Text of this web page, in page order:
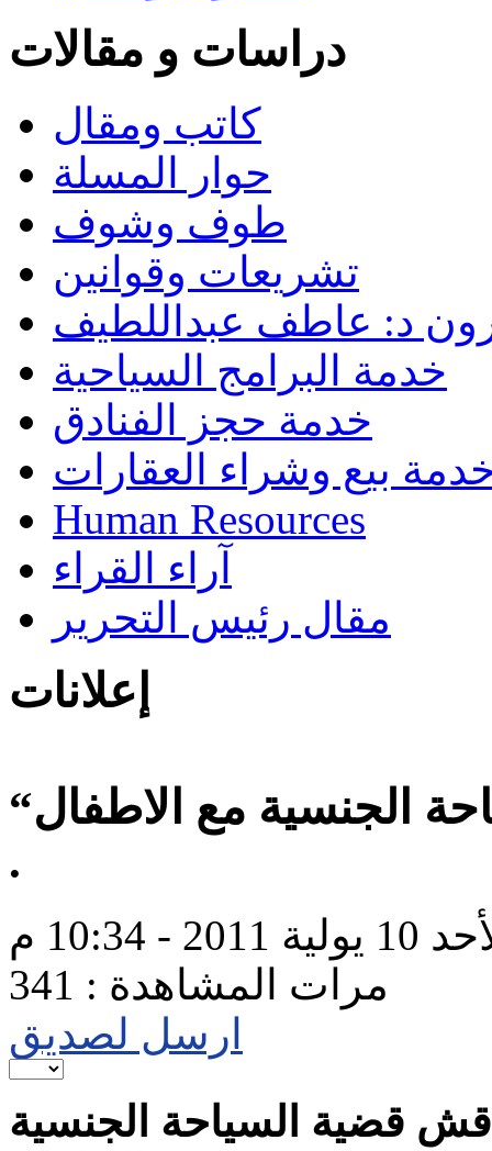
دراسات و مقالات
كاتب ومقال
حوار المسلة
طوف وشوف
تشريعات وقوانين
د: عاطف عبداللطيف
خدمة البرامج السياحية
خدمة حجز الفنادق
بيع وشراء العقارات
Human Resources
آراء القراء
مقال رئيس التحرير
إعلانات
“ذا نت ورك “يناقش قضية السياحة الجنسية مع الاطفال
.
2011 - 10:34 م
مرات المشاهدة : 341
ارسل لصديق
قضية السياحة الجنسية